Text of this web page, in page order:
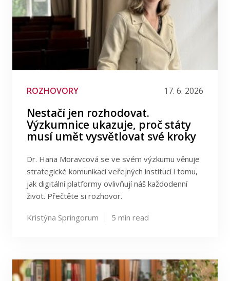
ROZHOVORY 17. 6. 2026
Nestačí jen rozhodovat.
Výzkumnice ukazuje, proč státy
musí umět vysvětlovat své kroky
Dr. Hana Moravcová se ve svém výzkumu věnuje
strategické komunikaci veřejných institucí i tomu,
jak digitální platformy ovlivňují náš každodenní
život. Přečtěte si rozhovor.
Kristýna Springorum 5 min read